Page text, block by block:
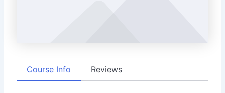
Course Info Reviews